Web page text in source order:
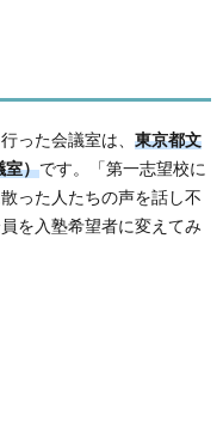
った会議室は、 東京都文
室）です。「第一志望校に
った人たちの声を話し不
を入塾希望者に変えてみ